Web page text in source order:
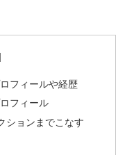
フィールや経歴
フィール
ションまでこなす